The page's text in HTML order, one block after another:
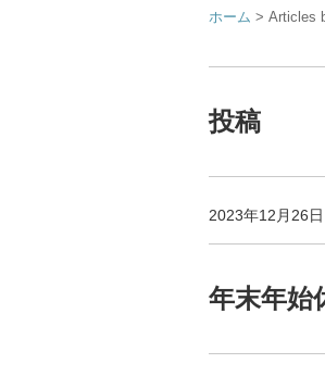
ホーム > Articles
投稿
2023年12月26日
年末年始